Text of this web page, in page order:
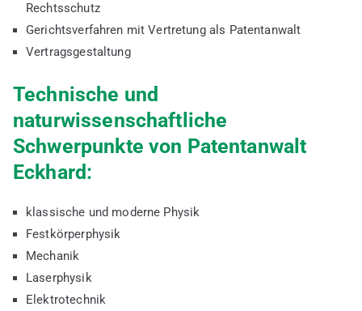
Rechtsschutz
Gerichtsverfahren mit Vertretung als Patentanwalt
Vertragsgestaltung
Technische und
naturwissenschaftliche
Schwerpunkte von Patentanwalt
Eckhard:
klassische und moderne Physik
Festkörperphysik
Mechanik
Laserphysik
Elektrotechnik